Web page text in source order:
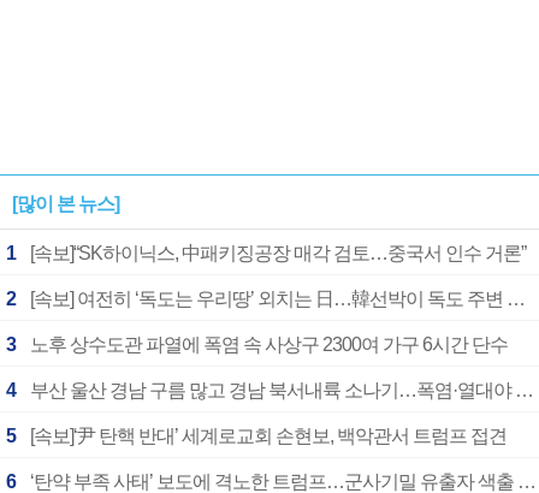
[많이 본 뉴스]
1 [속보]“SK하이닉스, 中패키징공장 매각 검토…중국서 인수 거론”
2 [속보] 여전히 ‘독도는 우리땅’ 외치는 日…韓선박이 독도 주변 해양조사 활동하자 반발
3 노후 상수도관 파열에 폭염 속 사상구 2300여 가구 6시간 단수
4 부산 울산 경남 구름 많고 경남 북서내륙 소나기…폭염·열대야 계속
5 [속보]‘尹 탄핵 반대’ 세계로교회 손현보, 백악관서 트럼프 접견
6 ‘탄약 부족 사태’ 보도에 격노한 트럼프…군사기밀 유출자 색출 지시